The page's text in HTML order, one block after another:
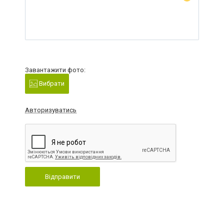
Завантажити фото:
Вибрати
Авторизуватись
Відправити